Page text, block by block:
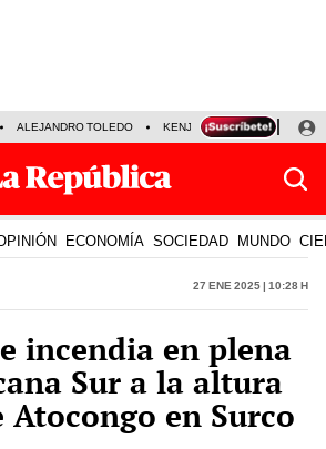
ALEJANDRO TOLEDO KENJI FUJIMORI
ECONOMÍA SOCIEDAD MUNDO
27 Ene 2025 | 10:28 h
incendia en plena
Sur a la altura
Atocongo en Surco